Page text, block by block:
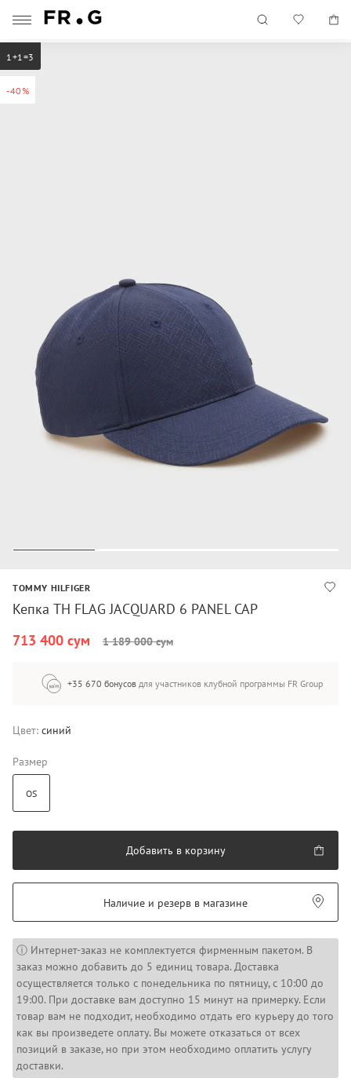
-40%
1+1=3
TOMMY HILFIGER
Кепка TH FLAG JACQUARD 6 PANEL CAP
713 400 сум
1 189 000 сум
+35 670 бонусов для участников клубной программы FR Group
Цвет: синий
Размер
OS
Добавить в корзину
Наличие и резерв в магазине
ⓘ Интернет-заказ не комплектуется фирменным пакетом. В
заказ можно добавить до 5 единиц товара. Доставка
осуществляется только с понедельника по пятницу, с 10:00 до
19:00. При доставке вам доступно 15 минут на примерку. Если
товар вам не подходит, необходимо отдать его курьеру до того
как вы произведете оплату. Вы можете отказаться от всех
позиций в заказе, но при этом необходимо оплатить услугу
доставки.